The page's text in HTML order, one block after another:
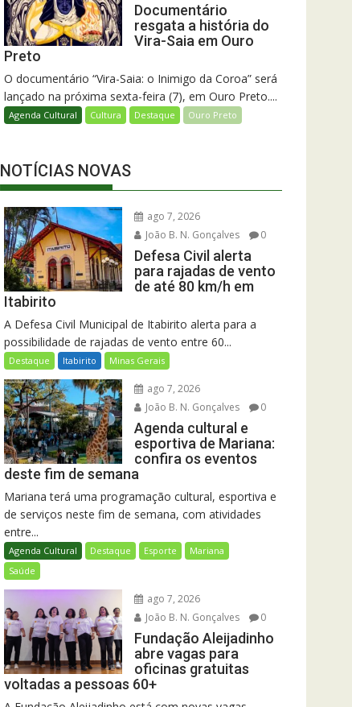
Documentário
resgata a história do
Vira-Saia em Ouro
Preto
O documentário “Vira-Saia: o Inimigo da Coroa” será
lançado na próxima sexta-feira (7), em Ouro Preto....
Agenda Cultural Cultura Destaque Ouro Preto
NOTÍCIAS NOVAS
ago 7, 2026
João B. N. Gonçalves
0
Defesa Civil alerta
para rajadas de vento
de até 80 km/h em
Itabirito
A Defesa Civil Municipal de Itabirito alerta para a
possibilidade de rajadas de vento entre 60...
Destaque Itabirito Minas Gerais
ago 7, 2026
João B. N. Gonçalves
0
Agenda cultural e
esportiva de Mariana:
confira os eventos
deste fim de semana
Mariana terá uma programação cultural, esportiva e
de serviços neste fim de semana, com atividades
entre...
Agenda Cultural Destaque Esporte
Mariana
Saúde
ago 7, 2026
João B. N. Gonçalves
0
Fundação Aleijadinho
abre vagas para
oficinas gratuitas
voltadas a pessoas 60+